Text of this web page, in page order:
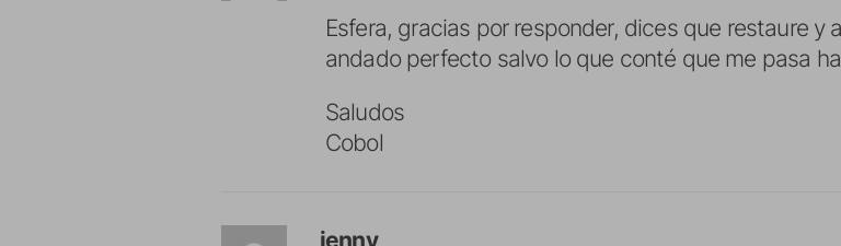
Esfera, gracias por responder, dices que restaure y
andado perfecto salvo lo que conté que me pasa
Saludos
Cobol
jenny